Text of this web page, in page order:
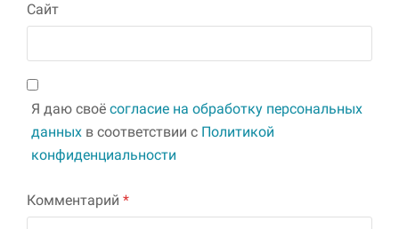
Сайт
Я даю своё согласие на обработку персональных
данных в соответствии с Политикой
конфиденциальности
Комментарий *